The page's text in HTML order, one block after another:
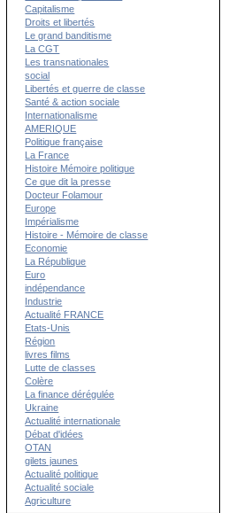
Capitalisme
Droits et libertés
Le grand banditisme
La CGT
Les transnationales
social
Libertés et guerre de classe
Santé & action sociale
Internationalisme
AMERIQUE
Politique française
La France
Histoire Mémoire politique
Ce que dit la presse
Docteur Folamour
Europe
Impérialisme
Histoire - Mémoire de classe
Economie
La République
Euro
indépendance
Industrie
Actualité FRANCE
Etats-Unis
Région
livres films
Lutte de classes
Colère
La finance dérégulée
Ukraine
Actualité internationale
Débat d'idées
OTAN
gilets jaunes
Actualité politique
Actualité sociale
Agriculture